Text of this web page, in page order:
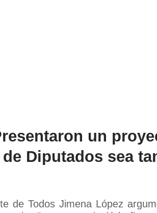
un
Diputados sea
de Todos Jimena López